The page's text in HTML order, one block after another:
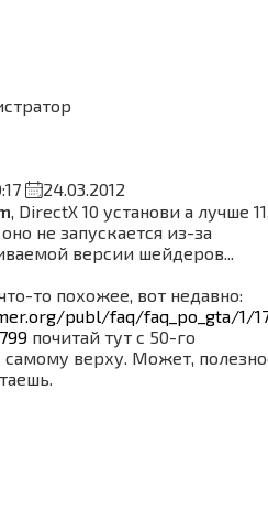
24.03.2012
, DirectX 10 установи а лучше
не запускается из-за
версии шейдеров...
то похожее, вот недавно:
publ/faq/faq_po_gta/1/
почитай тут с 50-го
самому верху. Может,